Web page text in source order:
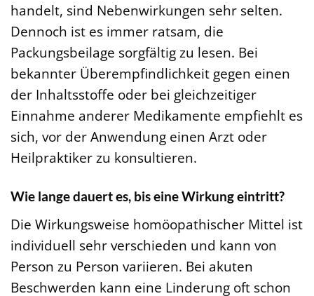
handelt, sind Nebenwirkungen sehr selten.
Dennoch ist es immer ratsam, die
Packungsbeilage sorgfältig zu lesen. Bei
bekannter Überempfindlichkeit gegen einen
der Inhaltsstoffe oder bei gleichzeitiger
Einnahme anderer Medikamente empfiehlt es
sich, vor der Anwendung einen Arzt oder
Heilpraktiker zu konsultieren.
Wie lange dauert es, bis eine Wirkung eintritt?
Die Wirkungsweise homöopathischer Mittel ist
individuell sehr verschieden und kann von
Person zu Person variieren. Bei akuten
Beschwerden kann eine Linderung oft schon